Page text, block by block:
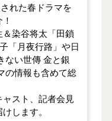
れた春ドラマを
染谷将太「田鎖
「月夜行路」や日
ない世傳 金と銀
の情報も含めて総
スト、記者会見
します。